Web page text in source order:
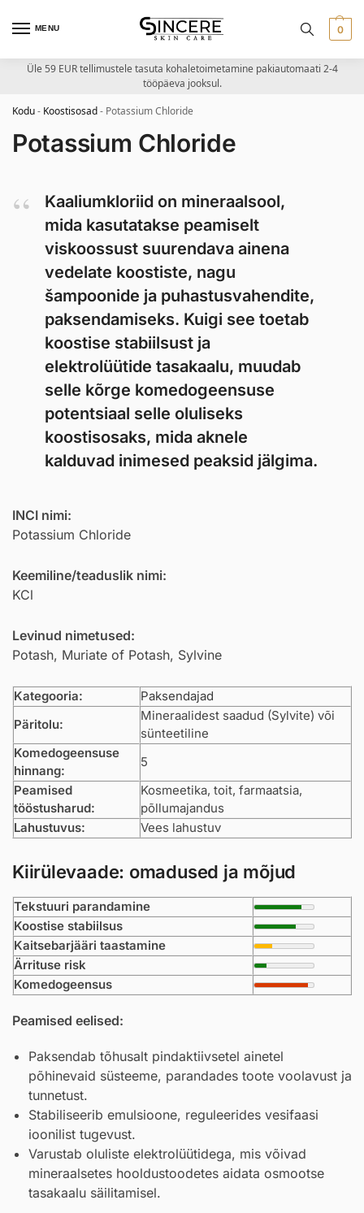
MENU 0
Üle 59 EUR tellimustele tasuta kohaletoimetamine pakiautomaati 2-4
tööpäeva jooksul.
Kodu- Koostisosad- Potassium Chloride
Potassium Chloride
Kaaliumkloriid on mineraalsool,
mida kasutatakse peamiselt
viskoossust suurendava ainena
vedelate koostiste, nagu
šampoonide ja puhastusvahendite,
paksendamiseks. Kuigi see toetab
koostise stabiilsust ja
elektrolüütide tasakaalu, muudab
selle kõrge komedogeensuse
potentsiaal selle oluliseks
koostisosaks, mida aknele
kalduvad inimesed peaksid jälgima.
INCI nimi:
Potassium Chloride
Keemiline/teaduslik nimi:
KCl
Levinud nimetused:
Potash, Muriate of Potash, Sylvine
Kategooria:
Paksendajad
Päritolu:
Mineraalidest saadud (Sylvite) või
sünteetiline
Komedogeensuse
hinnang:
5
Peamised
tööstusharud:
Kosmeetika, toit, farmaatsia,
põllumajandus
Lahustuvus:
Vees lahustuv
Kiirülevaade: omadused ja mõjud
Tekstuuri parandamine
Koostise stabiilsus
Kaitsebarjääri taastamine
Ärrituse risk
Komedogeensus
Peamised eelised:
Paksendab tõhusalt pindaktiivsetel ainetel
põhinevaid süsteeme, parandades toote voolavust ja
tunnetust.
Stabiliseerib emulsioone, reguleerides vesifaasi
ioonilist tugevust.
Varustab oluliste elektrolüütidega, mis võivad
mineraalsetes hooldustoodetes aidata osmootse
tasakaalu säilitamisel.